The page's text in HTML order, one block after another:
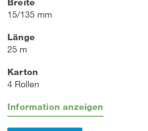
Breite
15/135 mm
Länge
25 m
Karton
4 Rollen
Information anzeigen